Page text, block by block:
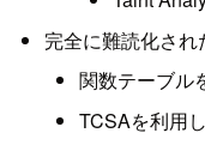
完全に難読化され
関数テーブル
TCSAを利用